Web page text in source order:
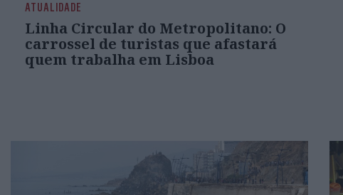
ATUALIDADE
Linha Circular do Metropolitano: O
carrossel de turistas que afastará
quem trabalha em Lisboa